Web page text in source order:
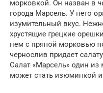
морковкой. Он назван в
города Марсель. У него
изумительный вкус.
хрустящие грецкие
нем с пряной морковью
чернослив придает
Салат «Марсель» один
может стать изюминкой